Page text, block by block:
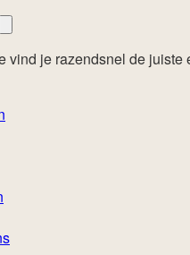
vind je razendsnel de